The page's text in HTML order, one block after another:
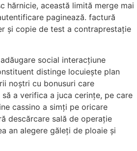
hărnicie, această limită merge mai
paginează. factură
și copie de test a contraprestație
social interacțiune
distinge locuiește plan
noștri cu bonusuri care
a verifica a juca cerințe, pe care
cassino a simți pe oricare
descărcare sală de operație
an alegere găleți de ploaie și